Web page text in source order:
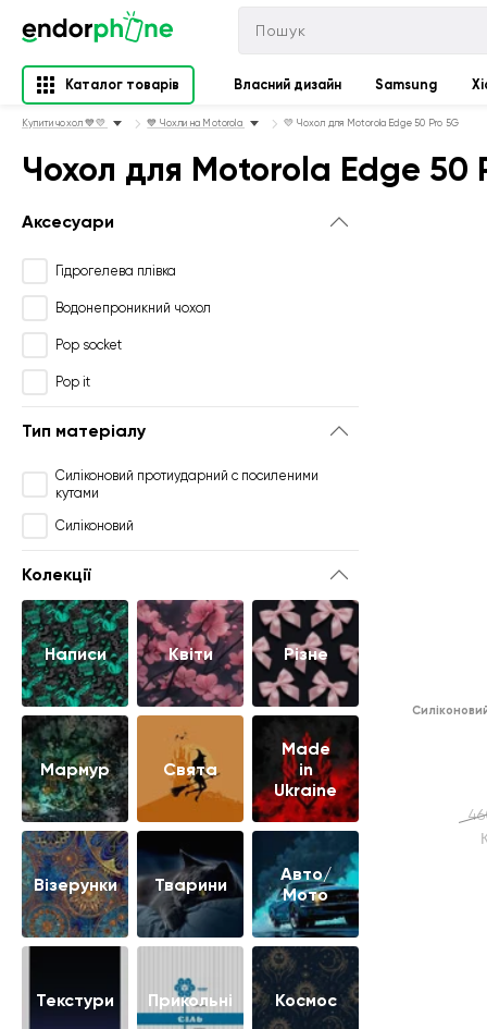
Каталог товарів Власний дизайн Samsung
Купити чохол 💙💛 💙 Чохли на Motorola 💛 Чохол для Motorola Edge 50 Pro 5G
Чохол для Motorola Edge 50
Аксесуари
Гідрогелева плівка
Водонепроникний чохол
Pop socket
Pop it
Тип матеріалу
Силіконовий протиударний с посиленими
кутами
Силіконовий
Колекції
Написи Квіти Різне
Мармур Свята
Made
in
Ukraine
Візерунки Тварини
Авто/
Мото
Текстури Прикольні Космос